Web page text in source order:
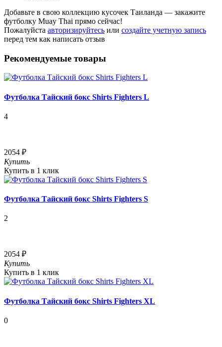
Добавьте в свою коллекцию кусочек Таиланда — закажите
футболку Muay Thai прямо сейчас!
Пожалуйста авторизируйтесь или создайте учетную запись
перед тем как написать отзыв
Рекомендуемые товары
Футболка Тайский бокс Shirts Fighters L
4
2054 ₽
Купить
Купить в 1 клик
Футболка Тайский бокс Shirts Fighters S
2
2054 ₽
Купить
Купить в 1 клик
Футболка Тайский бокс Shirts Fighters XL
0